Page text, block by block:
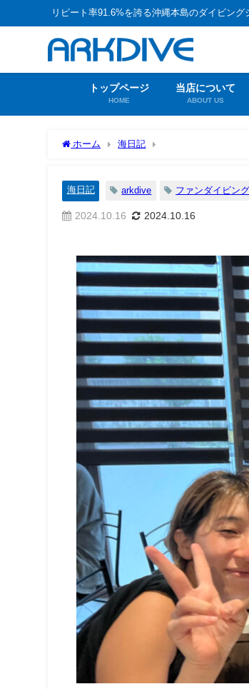
リピート率91.6%を誇る沖縄本島のダイビング
トップページ
HOME
当店について
ABOUT US
ホーム 海日記
海日記 arkdive ファンダイビング
2024.10.16 2024.10.16